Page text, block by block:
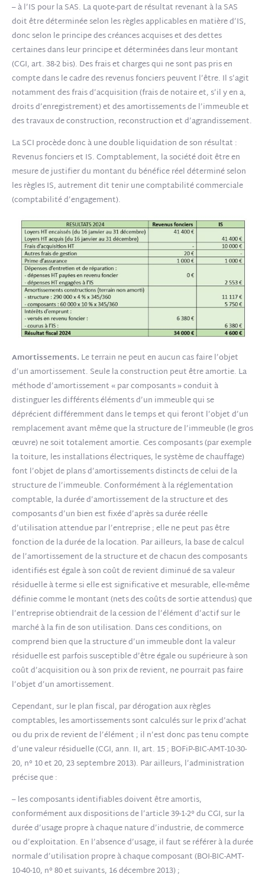
– à l’IS pour la SAS. La quote-part de résultat revenant à la SAS
doit être déterminée selon les règles applicables en matière d’IS,
donc selon le principe des créances acquises et des dettes
certaines dans leur principe et déterminées dans leur montant
(CGI, art. 38-2 bis). Des frais et charges qui ne sont pas pris en
compte dans le cadre des revenus fonciers peuvent l’être. Il s’agit
notamment des frais d’acquisition (frais de notaire et, s’il y en a,
droits d’enregistrement) et des amortissements de l’immeuble et
des travaux de construction, reconstruction et d’agrandissement.
La SCI procède donc à une double liquidation de son résultat :
Revenus fonciers et IS. Comptablement, la société doit être en
mesure de justifier du montant du bénéfice réel déterminé selon
les règles IS, autrement dit tenir une comptabilité commerciale
(comptabilité d’engagement).
Amortissements. Le terrain ne peut en aucun cas faire l’objet
d’un amortissement. Seule la construction peut être amortie. La
méthode d’amortissement « par composants » conduit à
distinguer les différents éléments d’un immeuble qui se
déprécient différemment dans le temps et qui feront l’objet d’un
remplacement avant même que la structure de l’immeuble (le gros
œuvre) ne soit totalement amortie. Ces composants (par exemple
la toiture, les installations électriques, le système de chauffage)
font l’objet de plans d’amortissements distincts de celui de la
structure de l’immeuble. Conformément à la réglementation
comptable, la durée d’amortissement de la structure et des
composants d’un bien est fixée d’après sa durée réelle
d’utilisation attendue par l’entreprise ; elle ne peut pas être
fonction de la durée de la location. Par ailleurs, la base de calcul
de l’amortissement de la structure et de chacun des composants
identifiés est égale à son coût de revient diminué de sa valeur
résiduelle à terme si elle est significative et mesurable, elle-même
définie comme le montant (nets des coûts de sortie attendus) que
l’entreprise obtiendrait de la cession de l’élément d’actif sur le
marché à la fin de son utilisation. Dans ces conditions, on
comprend bien que la structure d’un immeuble dont la valeur
résiduelle est parfois susceptible d’être égale ou supérieure à son
coût d’acquisition ou à son prix de revient, ne pourrait pas faire
l’objet d’un amortissement.
Cependant, sur le plan fiscal, par dérogation aux règles
comptables, les amortissements sont calculés sur le prix d’achat
ou du prix de revient de l’élément ; il n’est donc pas tenu compte
d’une valeur résiduelle (CGI, ann. II, art. 15 ; BOFiP-BIC-AMT-10-30-
20, n° 10 et 20, 23 septembre 2013). Par ailleurs, l’administration
précise que :
– les composants identifiables doivent être amortis,
conformément aux dispositions de l’article 39-1-2° du CGI, sur la
durée d’usage propre à chaque nature d’industrie, de commerce
ou d’exploitation. En l’absence d’usage, il faut se référer à la durée
normale d’utilisation propre à chaque composant (BOI-BIC-AMT-
10-40-10, n° 80 et suivants, 16 décembre 2013) ;